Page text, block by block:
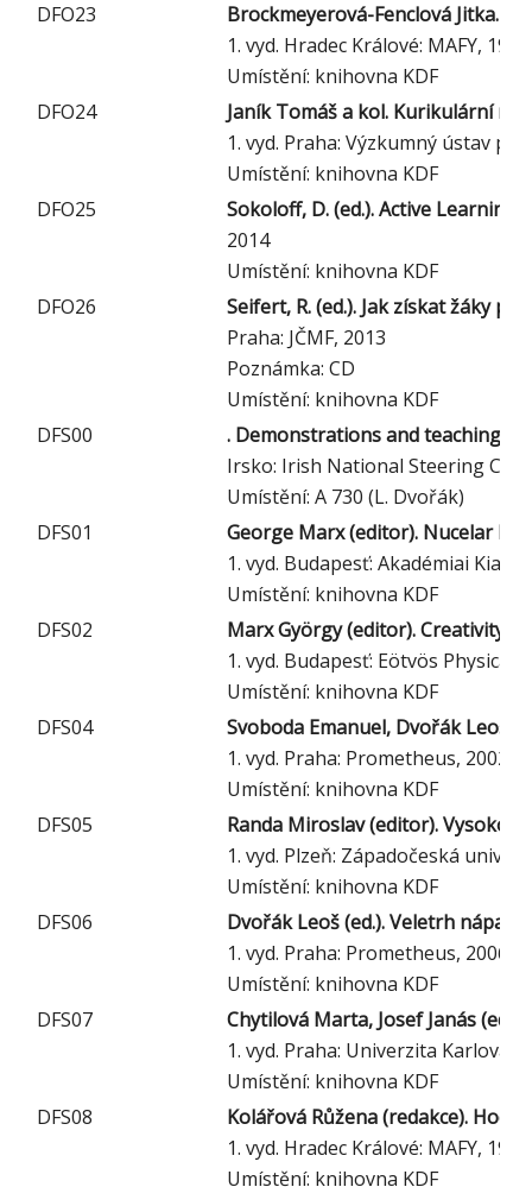
DFO23
Brockmeyerová-Fenclová Jitka.
1. vyd. Hradec Králové: MAFY, 1994
Umístění: knihovna KDF
DFO24
Janík Tomáš a kol. Kurikulární
1. vyd. Praha: Výzkumný ústav
Umístění: knihovna KDF
DFO25
Sokoloff, D. (ed.). Active
2014
Umístění: knihovna KDF
DFO26
Seifert, R. (ed.). Jak získat žáky
Praha: JČMF, 2013
Poznámka: CD
Umístění: knihovna KDF
DFS00
. Demonstrations and teaching
Irsko: Irish National Steering
Umístění: A 730 (L. Dvořák)
DFS01
George Marx (editor). Nucelar
1. vyd. Budapesť: Akadémiai
Umístění: knihovna KDF
DFS02
Marx György (editor). Creativity in
1. vyd. Budapesť: Eötvös Physical
Umístění: knihovna KDF
DFS04
Svoboda Emanuel, Dvořák Leoš
1. vyd. Praha: Prometheus, 2002
Umístění: knihovna KDF
DFS05
Randa Miroslav (editor).
1. vyd. Plzeň: Západočeská
Umístění: knihovna KDF
DFS06
Dvořák Leoš (ed.). Veletrh
1. vyd. Praha: Prometheus, 2006
Umístění: knihovna KDF
DFS07
Chytilová Marta, Josef Janás
1. vyd. Praha: Univerzita Karlova,
Umístění: knihovna KDF
DFS08
Kolářová Růžena (redakce).
1. vyd. Hradec Králové: MAFY, 1999
Umístění: knihovna KDF